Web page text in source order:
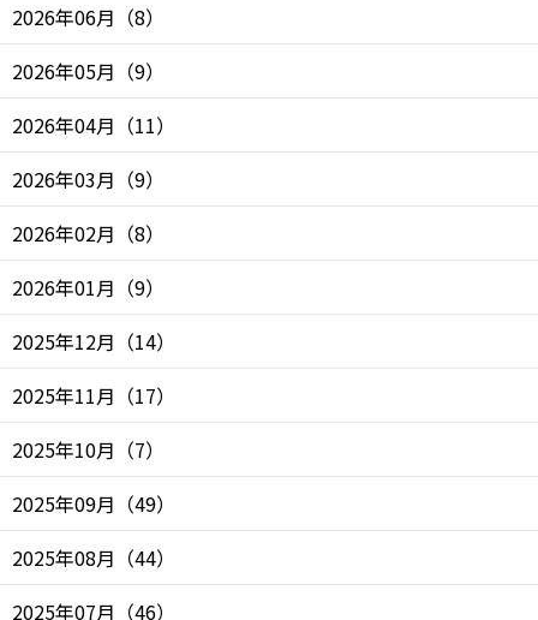
2026年06月 （8）
2026年05月 （9）
2026年04月 （11）
2026年03月 （9）
2026年02月 （8）
2026年01月 （9）
2025年12月 （14）
2025年11月 （17）
2025年10月 （7）
2025年09月 （49）
2025年08月 （44）
2025年07月 （46）